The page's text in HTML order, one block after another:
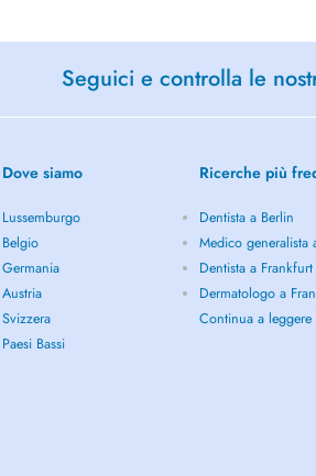
Seguici e controlla le
Dove siamo
Lussemburgo
Belgio
Germania
Austria
Svizzera
Paesi Bassi
Ricerche più
Dentista a Berlin
Medico generalista
Dentista a Frankfurt
Dermatologo a
Continua a